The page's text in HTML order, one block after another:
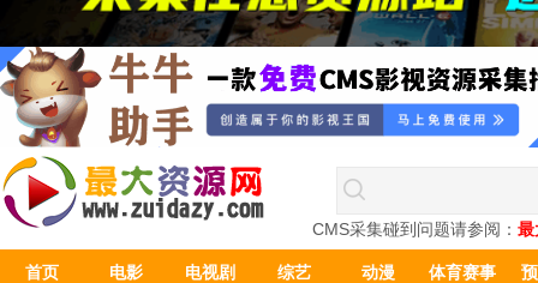
CMS采集碰到问题请参阅： 最
首页 电影 电视剧 综艺 动漫 体育赛事